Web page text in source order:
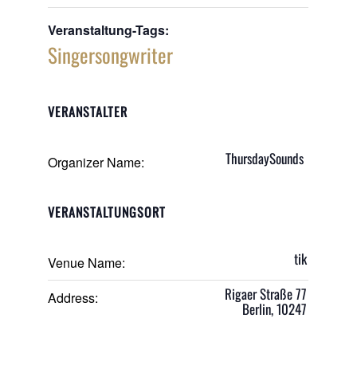
Veranstaltung-Tags:
Singersongwriter
VERANSTALTUNGSORT
Venue Name: tik
Address: Rigaer Straße 77
Berlin,10247
VERANSTALTER
Organizer Name: ThursdaySounds